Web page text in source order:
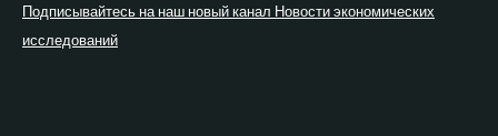
Подписывайтесь на наш новый канал Новости экономических
исследований